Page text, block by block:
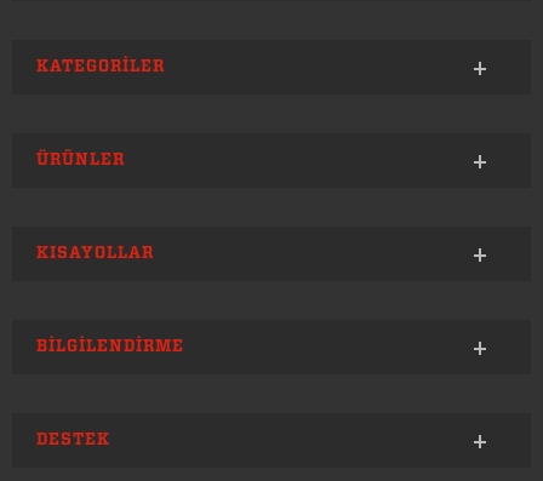
KATEGORILER
ÜRÜNLER
KISAYOLLAR
BILGILENDIRME
DESTEK